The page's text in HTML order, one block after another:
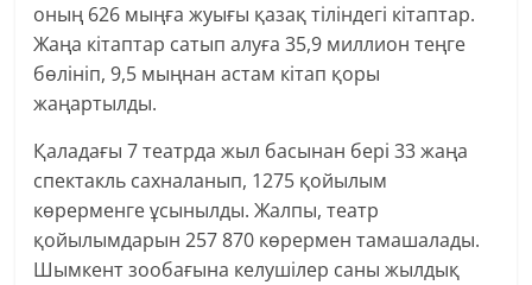
оның 626 мыңға жуығы қазақ тіліндегі кітаптар.
Жаңа кітаптар сатып алуға 35,9 миллион теңге
бөлініп, 9,5 мыңнан астам кітап қоры
жаңартылды.
Қаладағы 7 театрда жыл басынан бері 33 жаңа
спектакль сахналанып, 1275 қойылым
көрерменге ұсынылды. Жалпы, театр
қойылымдарын 257 870 көрермен тамашалады.
Шымкент зообағына келушілер саны жылдық